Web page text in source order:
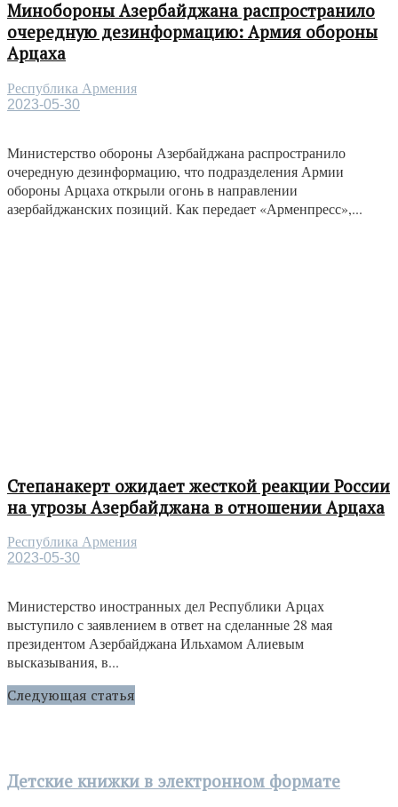
Минобороны Азербайджана распространило
очередную дезинформацию: Армия обороны
Арцаха
Республика Армения
2023-05-30
Министерство обороны Азербайджана распространило
очередную дезинформацию, что подразделения Армии
обороны Арцаха открыли огонь в направлении
азербайджанских позиций. Как передает «Арменпресс»,...
Степанакерт ожидает жесткой реакции России
на угрозы Азербайджана в отношении Арцаха
Республика Армения
2023-05-30
Министерство иностранных дел Республики Арцах
выступило с заявлением в ответ на сделанные 28 мая
президентом Азербайджана Ильхамом Алиевым
высказывания, в...
Следующая статья
Детские книжки в электронном формате